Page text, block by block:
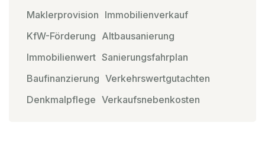
Maklerprovision Immobilienverkauf
KfW-Förderung Altbausanierung
Immobilienwert Sanierungsfahrplan
Baufinanzierung Verkehrswertgutachten
Denkmalpflege Verkaufsnebenkosten